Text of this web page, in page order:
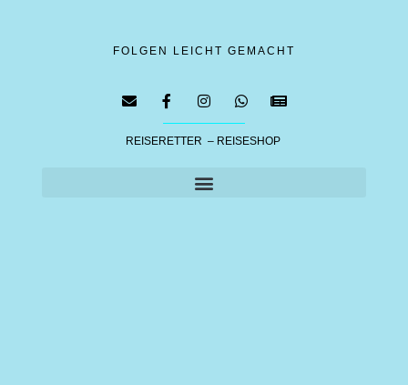
FOLGEN LEICHT GEMACHT
REISERETTER – REISESHOP